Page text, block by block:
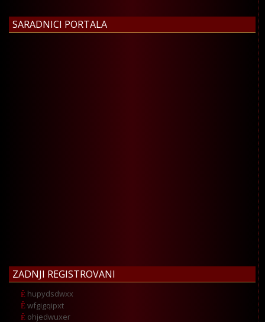
SARADNICI PORTALA
ZADNJI REGISTROVANI
hupydsdwxx
wfgigqipxt
ohjedwuxer